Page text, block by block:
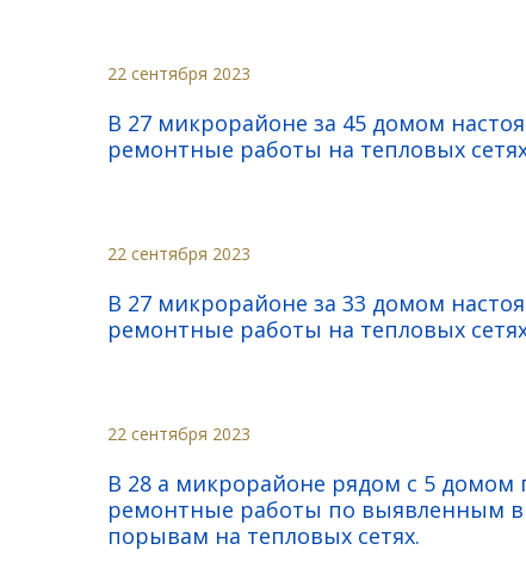
22 сентября 2023
В 27 микрорайоне за 45 домом
ремонтные работы на тепловых
22 сентября 2023
В 27 микрорайоне за 33 домом
ремонтные работы на тепловых
22 сентября 2023
В 28 а микрорайоне рядом с 5
ремонтные работы по выявленным в
порывам на тепловых сетях.